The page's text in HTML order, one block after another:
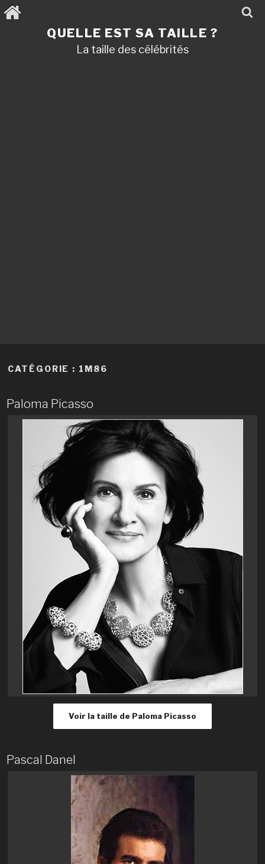
Aller
au
QUELLE EST SA TAILLE ?
La taille des célébrités
CATÉGORIE : 1M86
Paloma Picasso
Voir la taille de Paloma Picasso
Pascal Danel